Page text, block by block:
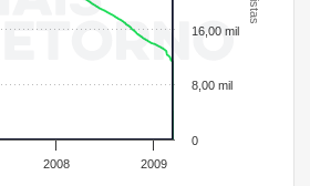
2008 2009
0
8,00 mil
16,00 mil